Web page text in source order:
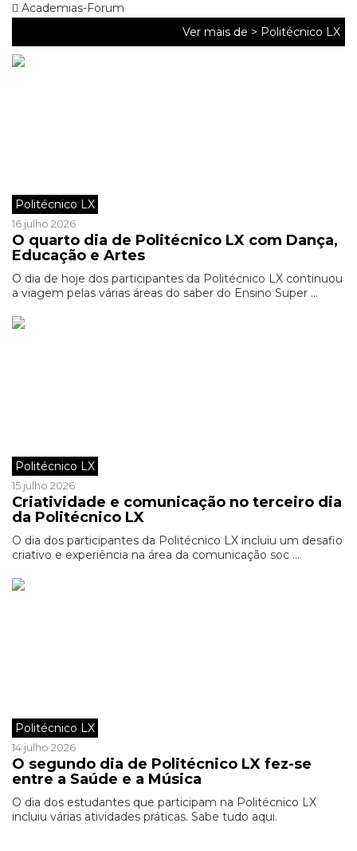
Academias-Forum
Ver mais de > Politécnico LX
Politécnico LX
16 julho 2026
O quarto dia de Politécnico LX com Dança,
Educação e Artes
O dia de hoje dos participantes da Politécnico LX continuou
a viagem pelas várias áreas do saber do Ensino Super ...
Politécnico LX
15 julho 2026
Criatividade e comunicação no terceiro dia
da Politécnico LX
O dia dos participantes da Politécnico LX incluiu um desafio
criativo e experiência na área da comunicação soc ...
Politécnico LX
14 julho 2026
O segundo dia de Politécnico LX fez-se
entre a Saúde e a Música
O dia dos estudantes que participam na Politécnico LX
incluiu várias atividades práticas. Sabe tudo aqui.